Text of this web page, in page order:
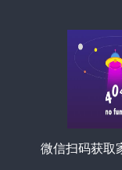
微信扫码获取